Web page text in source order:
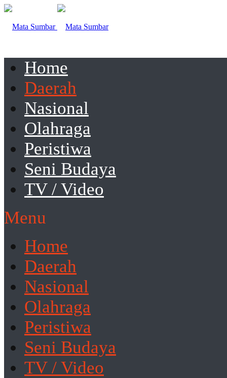
Home
Daerah
Nasional
Olahraga
Peristiwa
Seni Budaya
TV / Video
Menu
Home
Daerah
Nasional
Olahraga
Peristiwa
Seni Budaya
TV / Video